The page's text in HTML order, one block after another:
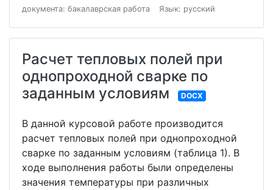
документа: бакалаврская работа
Язык: русский
Расчет тепловых полей при
однопроходной сварке по
заданным условиям
DOCX
В данной курсовой работе производится
расчет тепловых полей при однопроходной
сварке по заданным условиям (таблица 1). В
ходе выполнения работы были определены
значения температуры при различных